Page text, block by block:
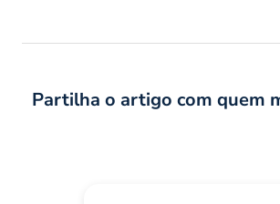
Partilha o artigo com quem